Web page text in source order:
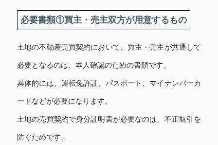
必要書類①買主・売主双方が用意するもの
土地の不動産売買契約において、買主・売主が共通して
必要となるのは、本人確認のための書類です。
具体的には、運転免許証、パスポート、マイナンバーカ
ードなどが必要になります。
土地の売買契約で身分証明書が必要なのは、不正取引を
防ぐためです。